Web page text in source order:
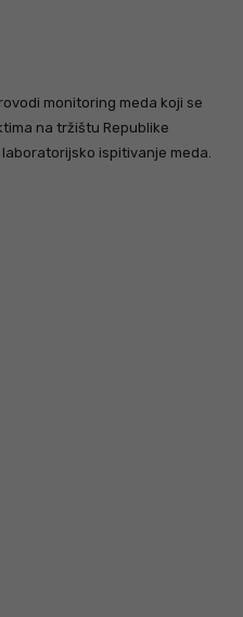
monitoring meda koji se
na tržištu Republike
ispitivanje meda.